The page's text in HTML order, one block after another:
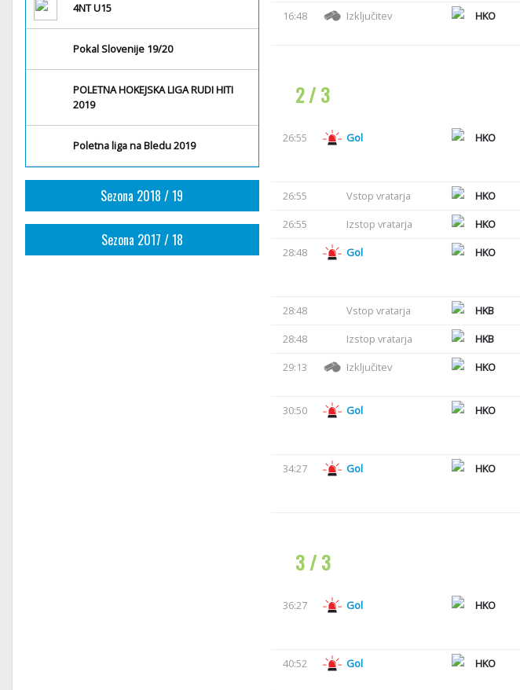
4NT U15
Pokal Slovenije 19/20
POLETNA HOKEJSKA LIGA RUDI HITI
2019
Poletna liga na Bledu 2019
Sezona 2018 / 19
Sezona 2017 / 18
16:48
Izključitev HKO
2 / 3
26:55 Gol HKO
26:55
Vstop vratarja HKO
26:55
Izstop vratarja HKO
28:48
Gol HKO
28:48
Vstop vratarja HKB
28:48
Izstop vratarja HKB
29:13
Izključitev HKO
30:50 Gol HKO
34:27
Gol HKO
3 / 3
36:27 Gol HKO
40:52
Gol HKO